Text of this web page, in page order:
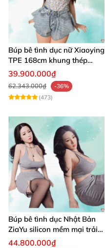
Búp bê tình dục nữ Xiaoying
TPE 168cm khung thép
không gỉ 1:1
39.900.000₫
62.343.000₫
-36%
(473)
Búp bê tình dục Nhật Bản
ZiaYu silicon mềm mại trải
nghiệm thật
44.800.000₫